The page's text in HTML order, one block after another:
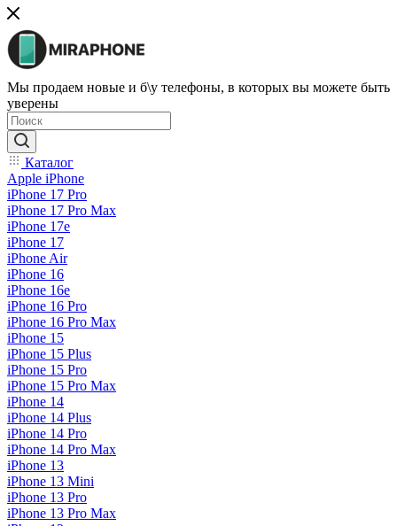
Мы продаем новые и б\у телефоны, в которых вы можете быть
уверены
Каталог
Apple iPhone
iPhone 17 Pro
iPhone 17 Pro Max
iPhone 17e
iPhone 17
iPhone Air
iPhone 16
iPhone 16e
iPhone 16 Pro
iPhone 16 Pro Max
iPhone 15
iPhone 15 Plus
iPhone 15 Pro
iPhone 15 Pro Max
iPhone 14
iPhone 14 Plus
iPhone 14 Pro
iPhone 14 Pro Max
iPhone 13
iPhone 13 Mini
iPhone 13 Pro
iPhone 13 Pro Max